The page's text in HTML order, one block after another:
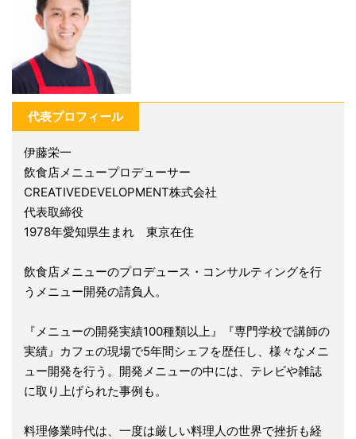
代表プロフィール
伊藤栄一
飲食店メニュープロデューサー
CREATIVEDEVELOPMENT株式会社
代表取締役
1978年愛知県生まれ 東京在住
飲食店メニューのプロデュース・コンサルティングを行
うメニュー開発の請負人。
『メニューの開発実績100種類以上』『専門学校で講師の
実績』カフェの現場で5年間シェフを歴任し、様々なメニ
ュー開発を行う。開発メニューの中には、テレビや雑誌
に取り上げられた事例も。
料理修業時代は、一度は厳しい料理人の世界で挫折も経